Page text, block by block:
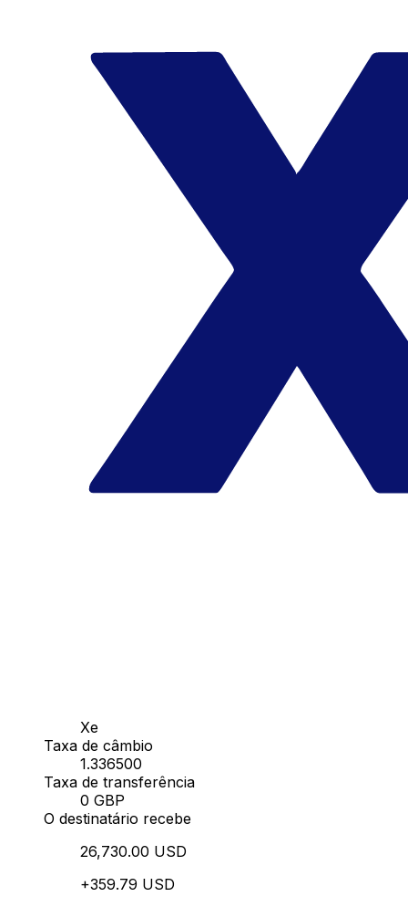
Xe
Taxa de câmbio
1.336500
Taxa de transferência
0 GBP
O destinatário recebe
26,730.00 USD
+359.79 USD